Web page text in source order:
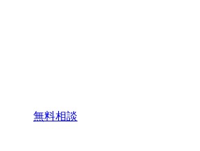
無料相談